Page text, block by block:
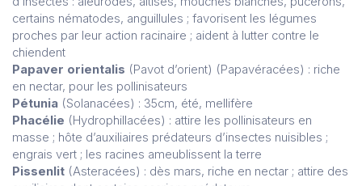
certains nématodes, anguillules ; favorisent les légumes
proches par leur action racinaire ; aident à lutter contre le
chiendent
Papaver orientalis (Pavot d’orient) (Papavéracées) : riche
en nectar, pour les pollinisateurs
Pétunia (Solanacées) : 35cm, été, mellifère
Phacélie (Hydrophillacées) : attire les pollinisateurs en
masse ; hôte d’auxiliaires prédateurs d’insectes nuisibles ;
engrais vert ; les racines ameublissent la terre
Pissenlit (Asteracées) : dès mars, riche en nectar ; attire des